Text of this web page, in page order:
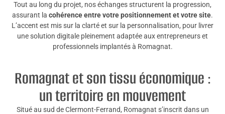
Tout au long du projet, nos échanges structurent la progression,
assurant la cohérence entre votre positionnement et votre site.
L’accent est mis sur la clarté et sur la personnalisation, pour livrer
une solution digitale pleinement adaptée aux entrepreneurs et
professionnels implantés à Romagnat.
Romagnat et son tissu économique :
un territoire en mouvement
Situé au sud de Clermont-Ferrand, Romagnat s’inscrit dans un